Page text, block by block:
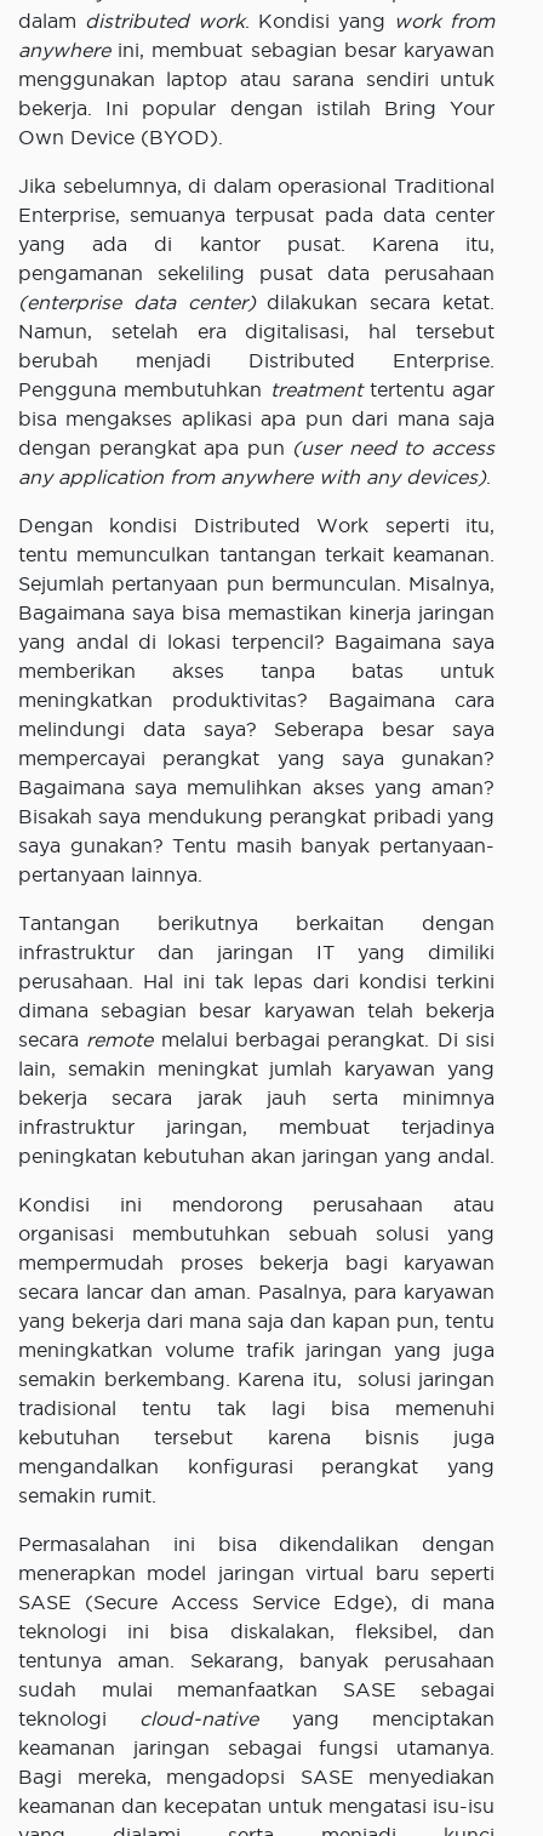
dalam distributed work. Kondisi yang work from
anywhereini, membuat sebagian besar karyawan
menggunakan laptop atau sarana sendiri untuk
bekerja. Ini popular dengan istilah Bring Your
Own Device (BYOD).
Jika sebelumnya, di dalam operasional Traditional
Enterprise, semuanya terpusat pada data center
yang ada di kantor pusat. Karena itu,
pengamanan sekeliling pusat data perusahaan
(enterprise data center)dilakukan secara ketat.
Namun, setelah era digitalisasi, hal tersebut
berubah menjadi Distributed Enterprise.
Pengguna membutuhkan treatmenttertentu agar
bisa mengakses aplikasi apa pun dari mana saja
dengan perangkat apa pun (user need to access
any application from anywhere with any devices).
Dengan kondisi Distributed Work seperti itu,
tentu memunculkan tantangan terkait keamanan.
Sejumlah pertanyaan pun bermunculan. Misalnya,
Bagaimana saya bisa memastikan kinerja jaringan
yang andal di lokasi terpencil? Bagaimana saya
memberikan akses tanpa batas untuk
meningkatkan produktivitas? Bagaimana cara
melindungi data saya? Seberapa besar saya
mempercayai perangkat yang saya gunakan?
Bagaimana saya memulihkan akses yang aman?
Bisakah saya mendukung perangkat pribadi yang
saya gunakan? Tentu masih banyak pertanyaan-
pertanyaan lainnya.
Tantangan berikutnya berkaitan dengan
infrastruktur dan jaringan IT yang dimiliki
perusahaan. Hal ini tak lepas dari kondisi terkini
dimana sebagian besar karyawan telah bekerja
secara remotemelalui berbagai perangkat. Di sisi
lain, semakin meningkat jumlah karyawan yang
bekerja secara jarak jauh serta minimnya
infrastruktur jaringan, membuat terjadinya
peningkatan kebutuhan akan jaringan yang andal.
Kondisi ini mendorong perusahaan atau
organisasi membutuhkan sebuah solusi yang
mempermudah proses bekerja bagi karyawan
secara lancar dan aman. Pasalnya, para karyawan
yang bekerja dari mana saja dan kapan pun, tentu
meningkatkan volume trafik jaringan yang juga
semakin berkembang. Karena itu, solusi jaringan
tradisional tentu tak lagi bisa memenuhi
kebutuhan tersebut karena bisnis juga
mengandalkan konfigurasi perangkat yang
semakin rumit.
Permasalahan ini bisa dikendalikan dengan
menerapkan model jaringan virtual baru seperti
SASE (Secure Access Service Edge), di mana
teknologi ini bisa diskalakan, fleksibel, dan
tentunya aman. Sekarang, banyak perusahaan
sudah mulai memanfaatkan SASE sebagai
teknologi cloud-nativeyang menciptakan
keamanan jaringan sebagai fungsi utamanya.
Bagi mereka, mengadopsi SASE menyediakan
keamanan dan kecepatan untuk mengatasi isu-isu